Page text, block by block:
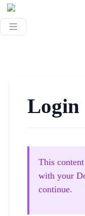
Login
This
with your
continue.